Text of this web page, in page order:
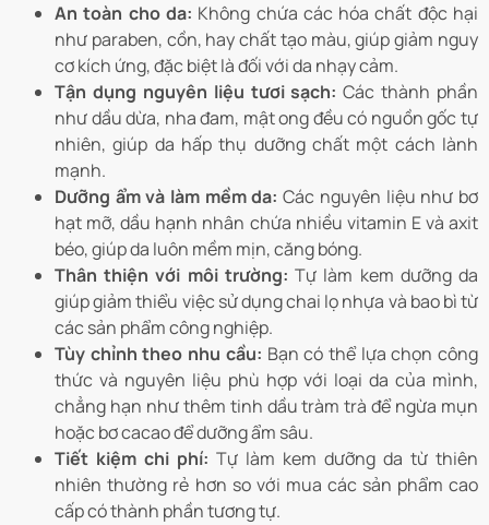
An toàn cho da: Không chứa các hóa chất độc hại
như paraben, cồn, hay chất tạo màu, giúp giảm nguy
cơ kích ứng, đặc biệt là đối với da nhạy cảm.
Tận dụng nguyên liệu tươi sạch:Các thành phần
như dầu dừa, nha đam, mật ong đều có nguồn gốc tự
nhiên, giúp da hấp thụ dưỡng chất một cách lành
mạnh.
Dưỡng ẩm và làm mềm da:Các nguyên liệu như bơ
hạt mỡ, dầu hạnh nhân chứa nhiều vitamin E và axit
béo, giúp da luôn mềm mịn, căng bóng.
Thân thiện với môi trường: Tự làm kem dưỡng da
giúp giảm thiểu việc sử dụng chai lọ nhựa và bao bì từ
các sản phẩm công nghiệp.
Tùy chỉnh theo nhu cầu: Bạn có thể lựa chọn công
thức và nguyên liệu phù hợp với loại da của mình,
chẳng hạn như thêm tinh dầu tràm trà để ngừa mụn
hoặc bơ cacao để dưỡng ẩm sâu.
Tiết kiệm chi phí: Tự làm kem dưỡng da từ thiên
nhiên thường rẻ hơn so với mua các sản phẩm cao
cấp có thành phần tương tự.